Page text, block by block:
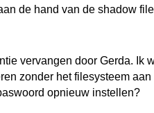
de hand van de shadow
vervangen door Gerda. Ik
zonder het filesysteem
opnieuw instellen?